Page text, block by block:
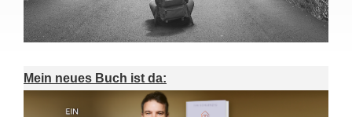
Mein neues Buch ist da: